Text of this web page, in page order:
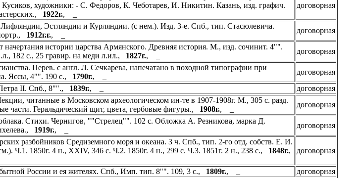
художники: - С. Федоров, К. Чеботарев, И. Никитин. Казань, изд. графич.
1922г., _
договорная
Эстляндии и Курляндии. (с нем.). Изд. 3-е. Спб., тип. Стасюлевича.
1912г.г., _
договорная
истории царства Армянского. Древняя история. М., изд. сочинит. 4"".
182 с., 25 гравир. на меди л.ил., 1827г., _
договорная
Перев. с англ. Л. Сечкарева, напечатано в походной типографии при
Яссы, 4"". 190 с., 1790г., _
договорная
II. Спб., 8""., 1839г., _
договорная
читанные в Московском археологическом ин-те в 1907-1908г. М., 305 с. разд.
части. Геральдический щит, цвета, гербовые фигуры., 1908г., _
договорная
Стихи. Чернигов, ""Стрелец"". 102 с. Обложка А. Резникова, марка Д.
1919г., _
договорная
разбойников Средиземного моря и океана. 3 ч. Спб., тип. 2-го отд. собств. Е. И.
Ч.1. 1850г. 4 н., XXIV, 346 с. Ч.2. 1850г. 4 н., 299 с. Ч.3. 1851г. 2 н., 238 с., 1848г.,
договорная
России и ея жителях. Спб., Имп. тип. 8"". 109, 3 с., 1809г., _
договорная